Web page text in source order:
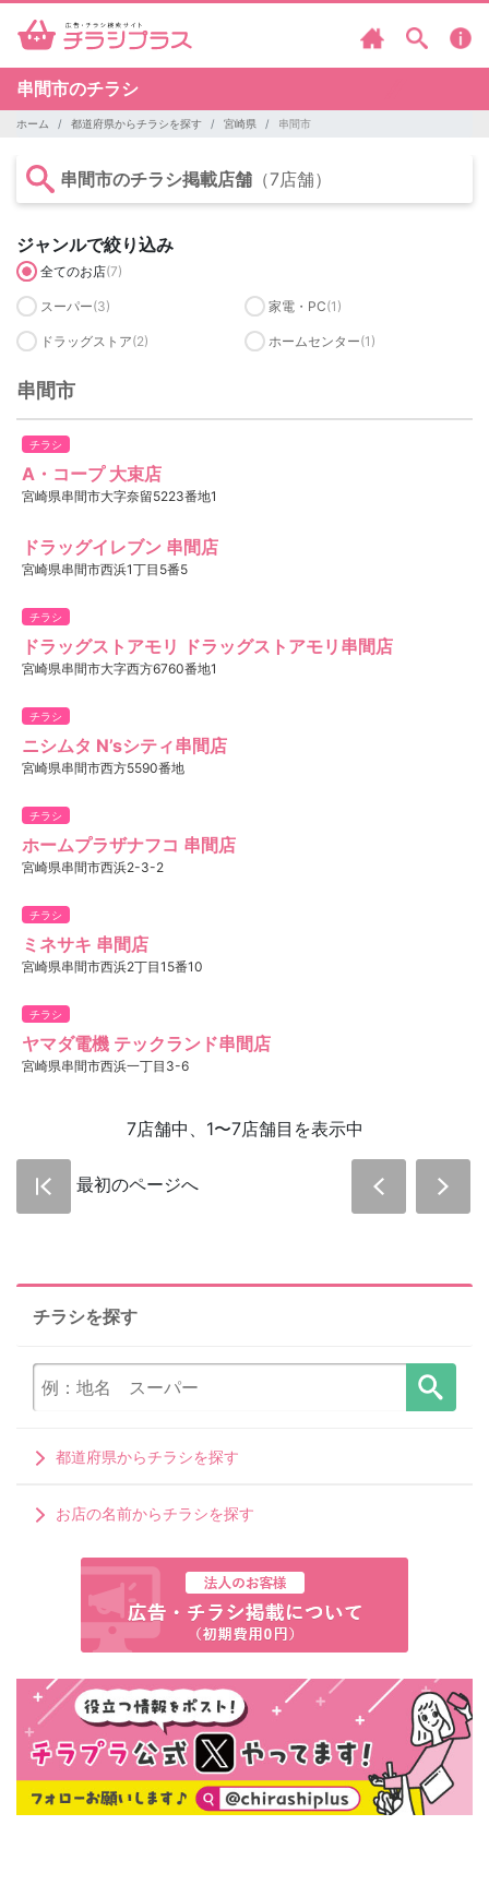
串間市のチラシ
ホーム 都道府県からチラシを探す 宮崎県 串間市
串間市のチラシ掲載店舗 （7店舗）
ジャンルで絞り込み
全てのお店(7)
スーパー(3) 家電・PC(1)
ドラッグストア(2) ホームセンター(1)
串間市
チラシ
A・コープ 大束店
宮崎県串間市大字奈留5223番地1
ドラッグイレブン 串間店
宮崎県串間市西浜1丁目5番5
チラシ
ドラッグストアモリ ドラッグストアモリ串間店
宮崎県串間市大字西方6760番地1
チラシ
ニシムタ N’sシティ串間店
宮崎県串間市西方5590番地
チラシ
ホームプラザナフコ 串間店
宮崎県串間市西浜2-3-2
チラシ
ミネサキ 串間店
宮崎県串間市西浜2丁目15番10
チラシ
ヤマダ電機 テックランド串間店
宮崎県串間市西浜一丁目3-6
7店舗中、1〜7店舗目を表示中
最初のページへ
チラシを探す
都道府県からチラシを探す
お店の名前からチラシを探す